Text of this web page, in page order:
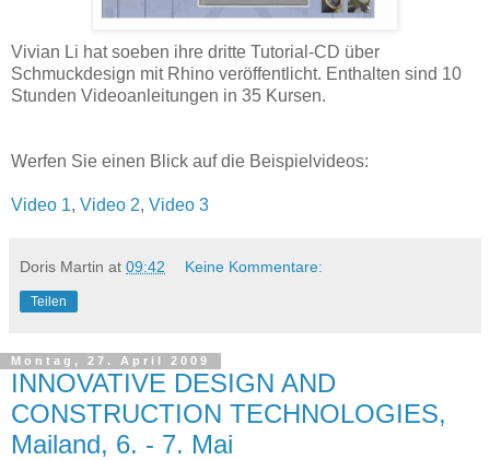
Vivian Li hat soeben ihre dritte Tutorial-CD über
Schmuckdesign mit Rhino veröffentlicht. Enthalten sind 10
Stunden Videoanleitungen in 35 Kursen.
Werfen Sie einen Blick auf die Beispielvideos:
Video 1, Video 2, Video 3
Doris Martin at 09:42 Keine Kommentare:
Teilen
Montag, 27. April 2009
INNOVATIVE DESIGN AND
CONSTRUCTION TECHNOLOGIES,
Mailand, 6. - 7. Mai